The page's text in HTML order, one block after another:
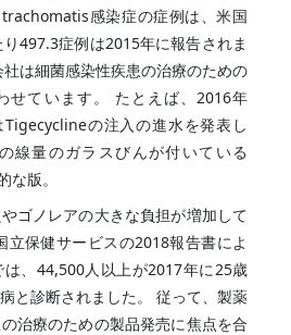
感染症の症例は、米国
497.3症例は2015年に報告されま
は細菌感染性疾患の治療のための
せています。 たとえば、2016年
の注入の進水を発表し
線量のガラスびんが付いている
版。
ゴノレアの大きな負担が増加して
立保健サービスの2018報告書によ
、44,500人以上が2017年に25歳
と診断されました。 従って、製薬
治療のための製品発売に焦点を合